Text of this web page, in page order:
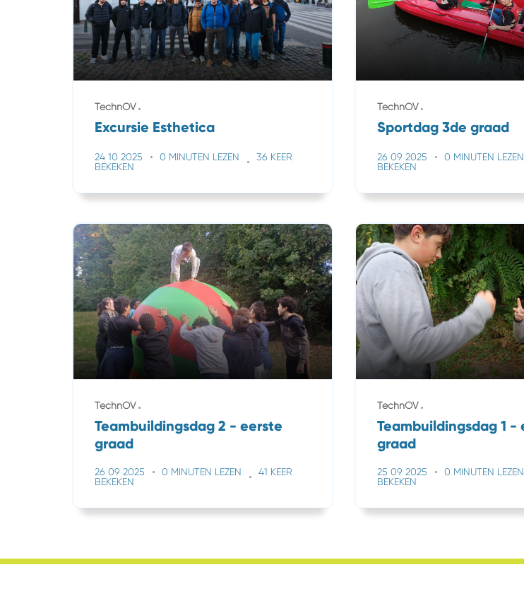
TechnOV
Excursie Esthetica
24 10 2025 0 MINUTEN LEZEN
36 KEER
BEKEKEN
TechnOV
Sportdag 3de graad
26 09 2025 0 MINUTEN LEZEN
BEKEKEN
TechnOV
Teambuildingsdag 2 - eerste
graad
26 09 2025 0 MINUTEN LEZEN
41 KEER
BEKEKEN
TechnOV
Teambuildingsdag 1 - eerste
graad
25 09 2025 0 MINUTEN LEZEN
BEKEKEN